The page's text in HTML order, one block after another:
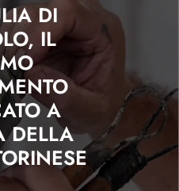
DI
IL
A
DELLA